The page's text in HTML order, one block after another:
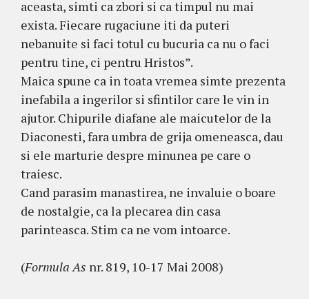
aceasta, simti ca zbori si ca timpul nu mai
exista. Fiecare rugaciune iti da puteri
nebanuite si faci totul cu bucuria ca nu o faci
pentru tine, ci pentru Hristos”.
Maica spune ca in toata vremea simte prezenta
inefabila a ingerilor si sfintilor care le vin in
ajutor. Chipurile diafane ale maicutelor de la
Diaconesti, fara umbra de grija omeneasca, dau
si ele marturie despre minunea pe care o
traiesc.
Cand parasim manastirea, ne invaluie o boare
de nostalgie, ca la plecarea din casa
parinteasca. Stim ca ne vom intoarce.
(Formula As nr. 819, 10-17 Mai 2008)